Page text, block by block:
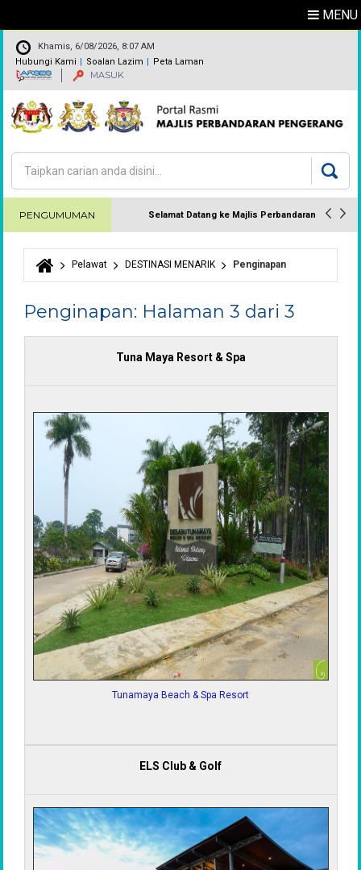
MENU
Khamis, 6/08/2026, 8:07 AM
Hubungi Kami
Soalan Lazim Peta Laman
MASUK
Borang carian
PENGUMUMAN Selamat Datang ke Majlis Perbandaran
Pengerang.
Anda di sini
Pelawat DESTINASI MENARIK Penginapan
Penginapan: Halaman 3 dari 3
Tuna Maya Resort & Spa
Tunamaya Beach & Spa Resort
ELS Club & Golf